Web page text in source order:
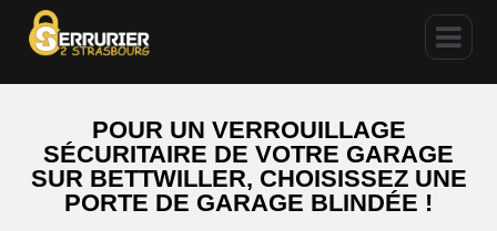
POUR UN VERROUILLAGE
SÉCURITAIRE DE VOTRE GARAGE
SUR BETTWILLER, CHOISISSEZ UNE
PORTE DE GARAGE BLINDÉE !